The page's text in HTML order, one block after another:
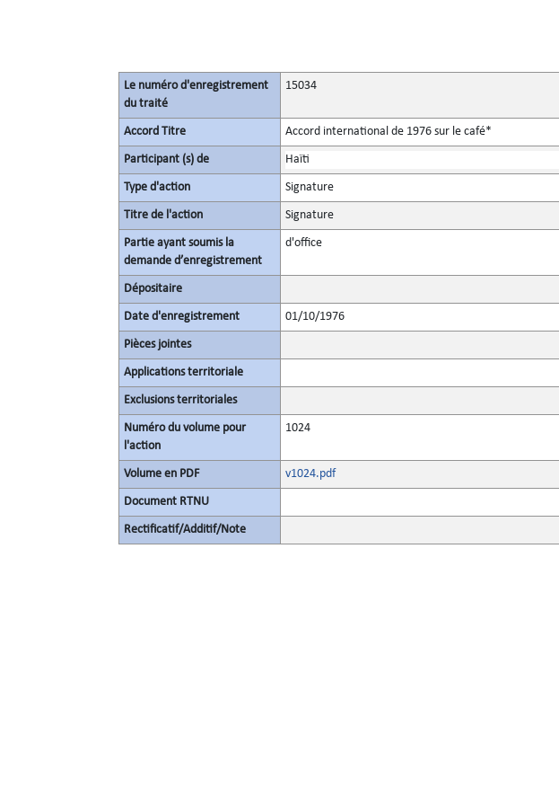
Le numéro d'enregistrement
du traité
15034
Accord Titre Accord international de 1976 sur le café*
Participant (s) de Haïti
Type d'action Signature
Titre de l'action Signature
Partie ayant soumis la
demande d’enregistrement
d'office
Dépositaire
Date d'enregistrement 01/10/1976
Pièces jointes
Applications territoriale
Exclusions territoriales
Numéro du volume pour
l'action
1024
Volume en PDF v1024.pdf
Document RTNU
Rectificatif/Additif/Note